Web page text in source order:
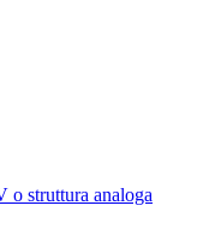
o struttura analoga